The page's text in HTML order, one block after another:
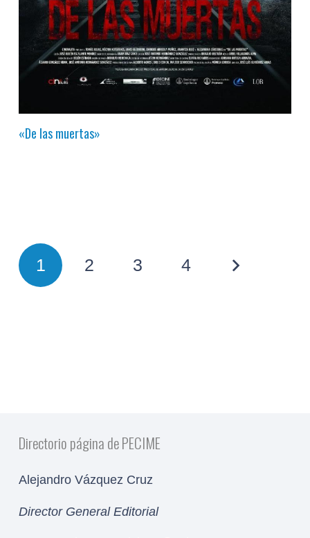
«De las muertas»
1 2 3 4
Directorio página de PECIME
Alejandro Vázquez Cruz
Director General Editorial